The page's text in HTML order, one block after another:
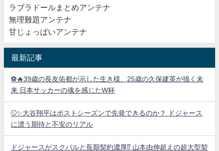
ラブラドールまとめアンテナ
無理難題アンテナ
甘じょっぱいアンテナ
最新記事
⚽🔥39歳の長友佑都が示した生き様、25歳の久保建英が描く未
来 日本サッカーの魂を感じたW杯
⚾✨大谷翔平はポストシーズンで先発できるのか？ ドジャース
に漂う期待と不安のリアル
ドジャースがスクバルと長期契約濃厚⁉︎ 山本由伸超えの超大型契